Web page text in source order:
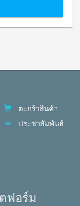
ตะกร้าสินค้า
ประชาสัมพันธ์
ฟอร์ม